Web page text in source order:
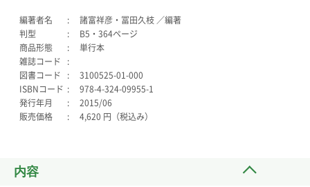
編著者名
諸富祥彦・冨田久枝 ／編著
判型
B5・364ページ
商品形態
単行本
雑誌コード
図書コード
3100525-01-000
ISBNコード
978-4-324-09955-1
発行年月
2015/06
販売価格
4,620 円（税込み）
内容